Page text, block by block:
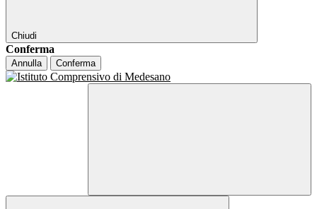
Chiudi
Conferma
Annulla Conferma